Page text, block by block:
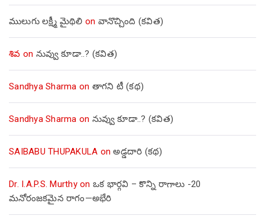
ములుగు లక్ష్మీ మైథిలి on వానొచ్చింది (కవిత)
శివ on నువ్వు కూడా..? (కవిత)
Sandhya Sharma on తాగని టీ (కథ)
Sandhya Sharma on నువ్వు కూడా..? (కవిత)
SAIBABU THUPAKULA onఅడ్డదారి (కథ)
Dr. I.A.P.S. Murthyon ఒక భార్గవి – కొన్ని రాగాలు -20
మనోరంజకమైన రాగం—అభేరి